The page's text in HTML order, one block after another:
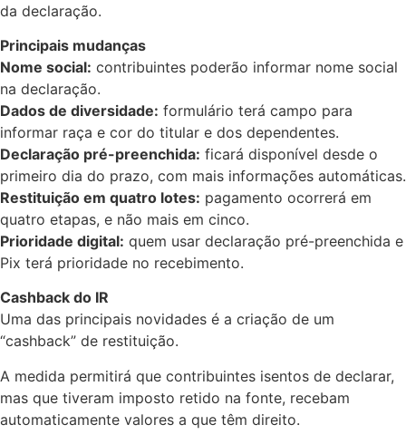
da declaração.
Principais mudanças
Nome social: contribuintes poderão informar nome social
na declaração.
Dados de diversidade: formulário terá campo para
informar raça e cor do titular e dos dependentes.
Declaração pré-preenchida: ficará disponível desde o
primeiro dia do prazo, com mais informações automáticas.
Restituição em quatro lotes: pagamento ocorrerá em
quatro etapas, e não mais em cinco.
Prioridade digital: quem usar declaração pré-preenchida e
Pix terá prioridade no recebimento.
Cashback do IR
Uma das principais novidades é a criação de um
“cashback” de restituição.
A medida permitirá que contribuintes isentos de declarar,
mas que tiveram imposto retido na fonte, recebam
automaticamente valores a que têm direito.